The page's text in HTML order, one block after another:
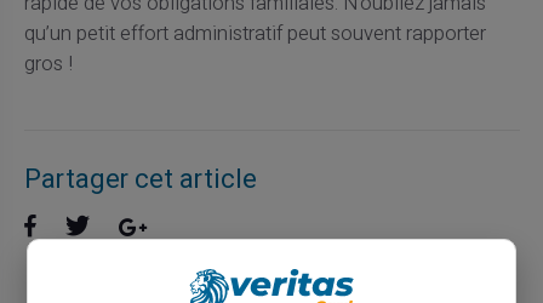
qu’un petit effort administratif peut souvent rapporter
gros !
Partager cet article